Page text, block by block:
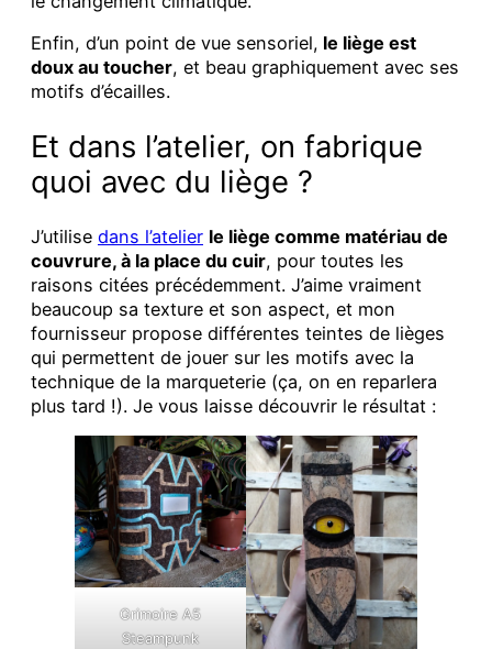
Enfin, d’un point de vue sensoriel, le liège est
doux au toucher, et beau graphiquement avec ses
motifs d’écailles.
Et dans l’atelier, on fabrique
quoi avec du liège ?
J’utilise dans l’atelier le liège comme matériau de
couvrure, à la place du cuir, pour toutes les
raisons citées précédemment. J’aime vraiment
beaucoup sa texture et son aspect, et mon
fournisseur propose différentes teintes de lièges
qui permettent de jouer sur les motifs avec la
technique de la marqueterie (ça, on en reparlera
plus tard !). Je vous laisse découvrir le résultat :
Grimoire A5
Steampunk